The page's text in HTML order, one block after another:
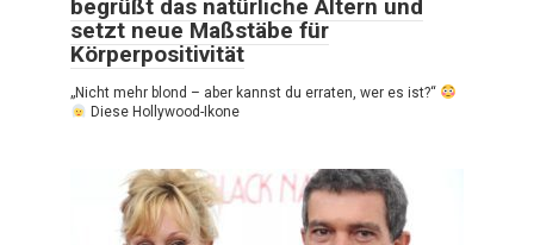
begrüßt das natürliche Altern und
setzt neue Maßstäbe für
Körperpositivität
„Nicht mehr blond – aber kannst du erraten, wer es ist?“
Diese Hollywood-Ikone